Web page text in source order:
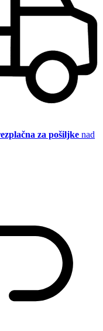
za pošiljke nad